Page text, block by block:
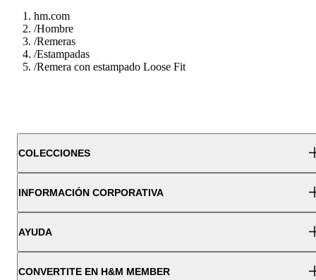
hm.com
/Hombre
/Remeras
/Estampadas
/Remera con estampado Loose Fit
COLECCIONES
INFORMACIÓN CORPORATIVA
AYUDA
CONVERTITE EN H&M MEMBER